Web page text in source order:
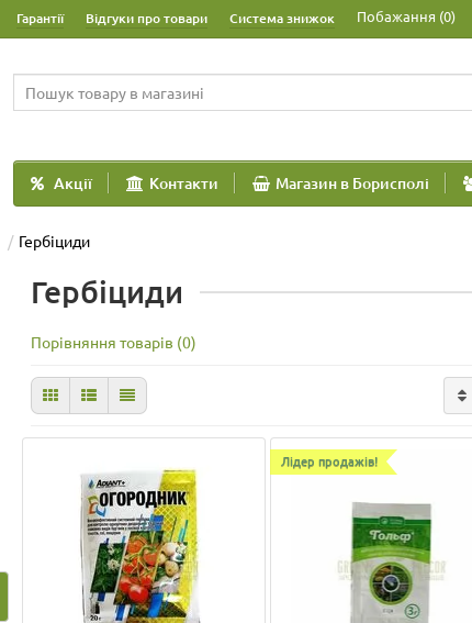
Гарантії Відгуки про товари Система знижок Побажання (0)
Акції Контакти Магазин в Борисполі
Гербіциди
Гербіциди
Порівняння товарів (0)
Лідер продажів!